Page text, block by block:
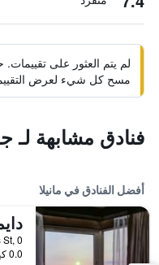
لم يتم العثور على
مسح كل شيء لعرض
فنادق مشابهة لـ
أفضل الفنادق في مانيلا
0.0 كيلومتر عن وسط المدينة